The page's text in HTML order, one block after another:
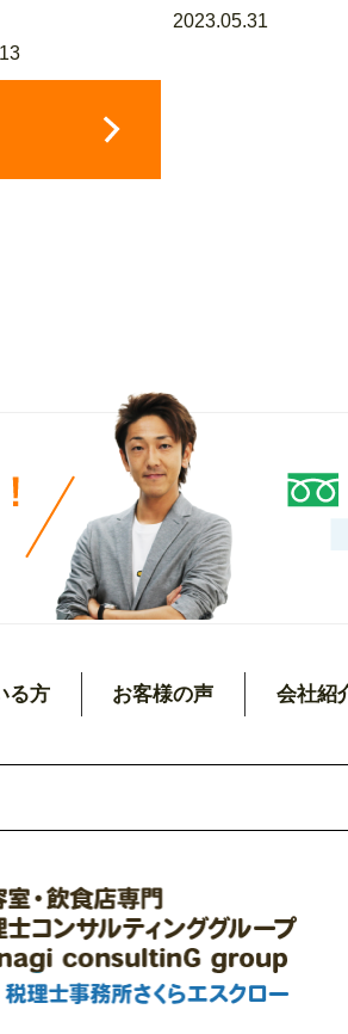
2023.05.31
る方 お客様の声 会社紹